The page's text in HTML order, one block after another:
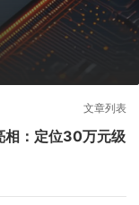
文章列表
：定位30万元级